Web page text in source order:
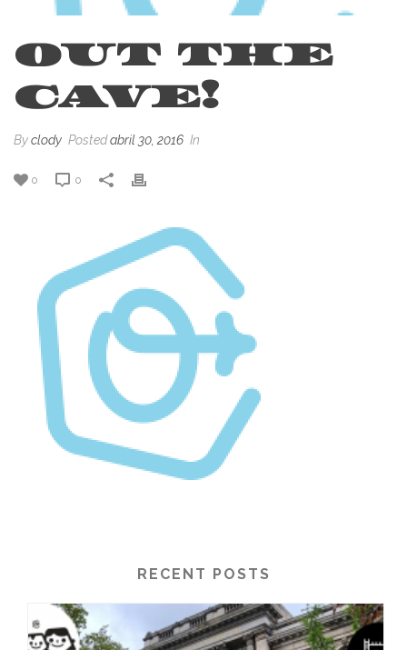
OUT THE
CAVE!
Byclody Postedabril 30, 2016 In
0 0
RECENT POSTS